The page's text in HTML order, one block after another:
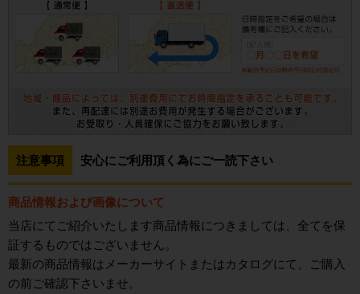
注意事項 安心にご利用頂く為にご一読下さい
商品情報および画像について
当店にてご紹介いたします商品情報につきましては、全てを保
証するものではございません。
最新の商品情報はメーカーサイトまたはカタログにて、ご購入
の前ご確認下さいませ。